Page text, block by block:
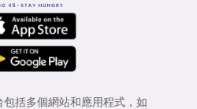
括多個網站和應用程式，如